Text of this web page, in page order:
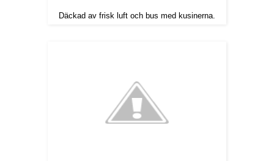
Däckad av frisk luft och bus med kusinerna.